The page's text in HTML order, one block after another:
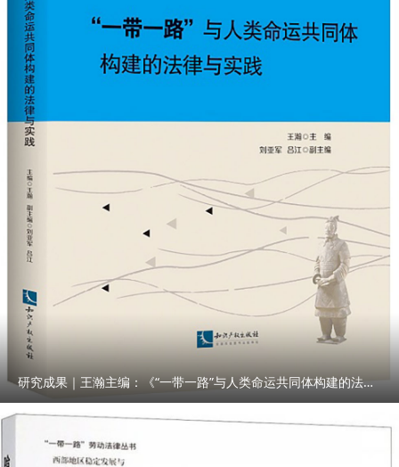
研究成果｜王瀚主编：《“一带一路”与人类命运共同体构建的法律与实践》